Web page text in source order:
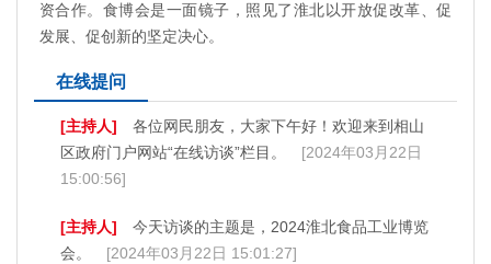
资合作。食博会是一面镜子，照见了淮北以开放促改革、促
发展、促创新的坚定决心。
在线提问
[主持人]
各位网民朋友，大家下午好！欢迎来到相山
区政府门户网站“在线访谈”栏目。
[2024年03月22日
15:00:56]
[主持人]
今天访谈的主题是，2024淮北食品工业博览
会。
[2024年03月22日 15:01:27]